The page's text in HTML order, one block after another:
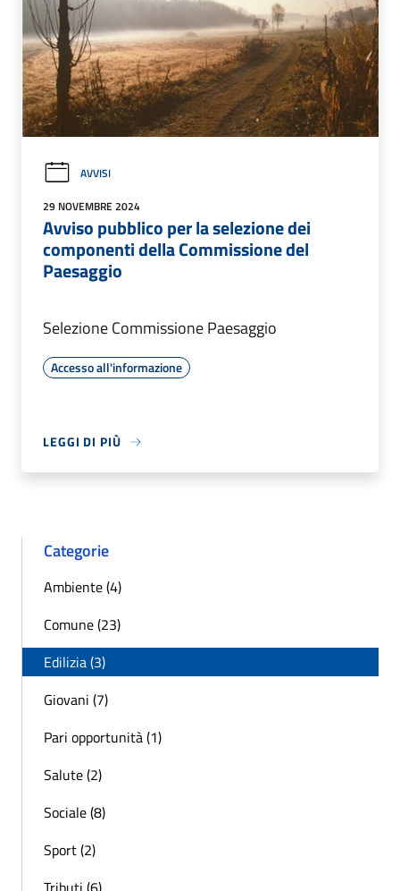
AVVISI
29 NOVEMBRE 2024
Avviso pubblico per la selezione dei
componenti della Commissione del
Paesaggio
Selezione Commissione Paesaggio
Accesso all'informazione
LEGGI DI PIÙ
Categorie
Ambiente (4)
Comune (23)
Edilizia (3)
Giovani (7)
Pari opportunità (1)
Salute (2)
Sociale (8)
Sport (2)